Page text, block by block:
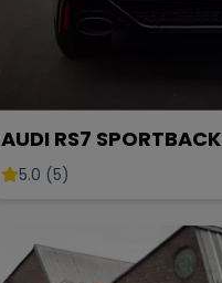
AUDI RS7 SPORTBACK
5.0 (5)